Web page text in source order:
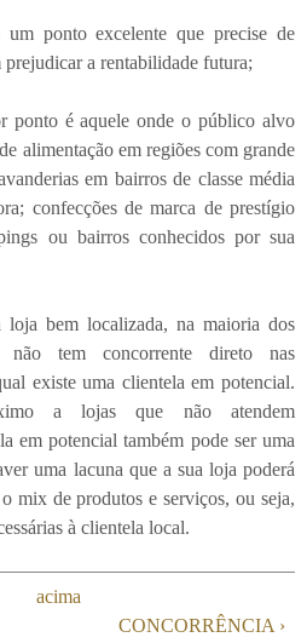
um ponto excelente que precise de
prejudicar a rentabilidade futura;
ponto é aquele onde o público alvo
alimentação em regiões com grande
em bairros de classe média
confecções de marca de prestígio
ou bairros conhecidos por sua
loja bem localizada, na maioria dos
tem concorrente direto nas
existe uma clientela em potencial.
a lojas que não atendem
em potencial também pode ser uma
uma lacuna que a sua loja poderá
mix de produtos e serviços, ou seja,
à clientela local.
acima
CONCORRÊNCIA ›